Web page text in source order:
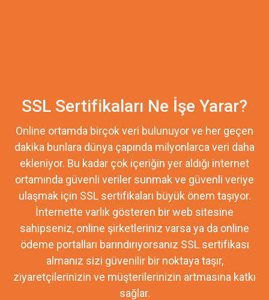
SSL Sertifikaları Ne İşe Yarar?
Online ortamda birçok veri bulunuyor ve her geçen
dakika bunlara dünya çapında milyonlarca veri daha
ekleniyor. Bu kadar çok içeriğin yer aldığı internet
ortamında güvenli veriler sunmak ve güvenli veriye
ulaşmak için SSL sertifikaları büyük önem taşıyor.
İnternette varlık gösteren bir web sitesine
sahipseniz, online şirketleriniz varsa ya da online
ödeme portalları barındırıyorsanız SSL sertifikası
almanız sizi güvenilir bir noktaya taşır,
ziyaretçilerinizin ve müşterilerinizin artmasına katkı
sağlar.